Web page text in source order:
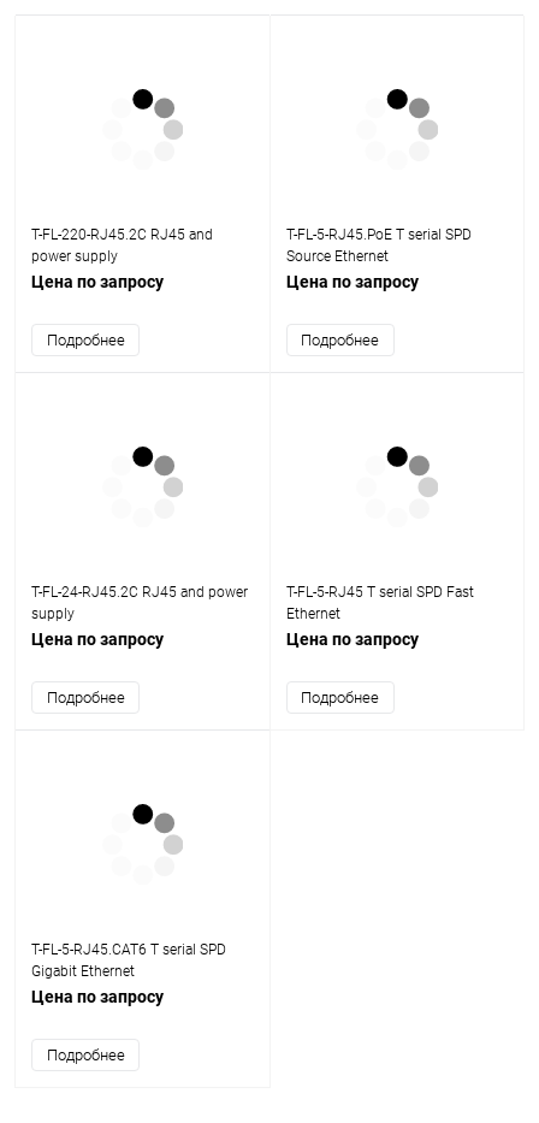
T-FL-220-RJ45.2C RJ45 and
power supply
Цена по запросу
Подробнее
T-FL-5-RJ45.PoE T serial SPD
Source Ethernet
Цена по запросу
Подробнее
T-FL-24-RJ45.2C RJ45 and power
supply
Цена по запросу
Подробнее
T-FL-5-RJ45 T serial SPD Fast
Ethernet
Цена по запросу
Подробнее
T-FL-5-RJ45.CAT6 T serial SPD
Gigabit Ethernet
Цена по запросу
Подробнее